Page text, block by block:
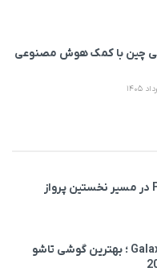
چین با کمک هوش مصنوعی
بررسی Galaxy Z Fold8 Ultra ؛ بهترین گوشی تاشو